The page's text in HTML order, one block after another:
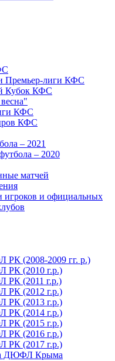
Премьер-лиги КФС
Кубок КФС
КФС
КФС
– 2021
– 2020
матчей
игроков и официальных
(2008-2009 гг. р.)
РК (2010 г.р.)
РК (2011 г.р.)
РК (2012 г.р.)
РК (2013 г.р.)
РК (2014 г.р.)
РК (2015 г.р.)
РК (2016 г.р.)
РК (2017 г.р.)
ДЮФЛ Крыма